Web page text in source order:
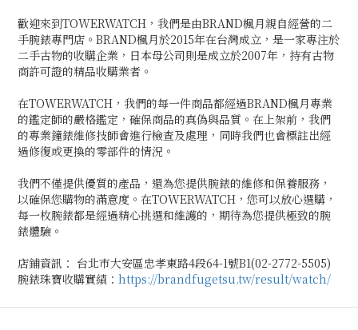
歡迎來到TOWERWATCH，我們是由BRAND楓月親自經營的二
手腕錶專門店。BRAND楓月於2015年在台灣成立，是一家專注於
二手古物的收購企業，日本母公司則是成立於2007年，持有古物
商許可證的精品收購業者。
在TOWERWATCH，我們的每一件商品都經過BRAND楓月專業
的鑑定師的嚴格鑑定，確保商品的真偽與品質。在上架前，我們
的專業鐘錶維修技師會進行檢查及處理，同時我們也會標註出經
過修復或更換的零部件的情況。
我們不僅提供優質的產品，還為您提供腕錶的維修和保養服務，
以確保您購物的滿意度。在TOWERWATCH，您可以放心選購，
每一枚腕錶都是經過精心挑選和維護的，期待為您提供極致的腕
錶體驗。
店鋪資訊： 台北市大安區忠孝東路4段64-1號B1(02-2772-5505)
腕錶珠寶收購實績： https://brandfugetsu.tw/result/watch/